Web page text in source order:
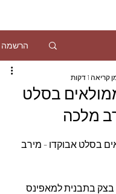
הרשמה
בסלט
מלכה
קריאה 1 דקות
בסלט אבוקדו - מירב
בצק בתבנית למאפינס